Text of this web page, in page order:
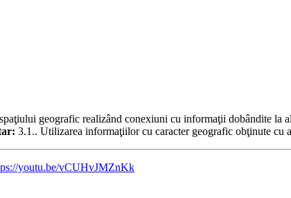
geografic realizând conexiuni cu informaţii dobândite la
3.1.. Utilizarea informaţiilor cu caracter geografic obţinute
youtu.be/vCUHvJMZnKk